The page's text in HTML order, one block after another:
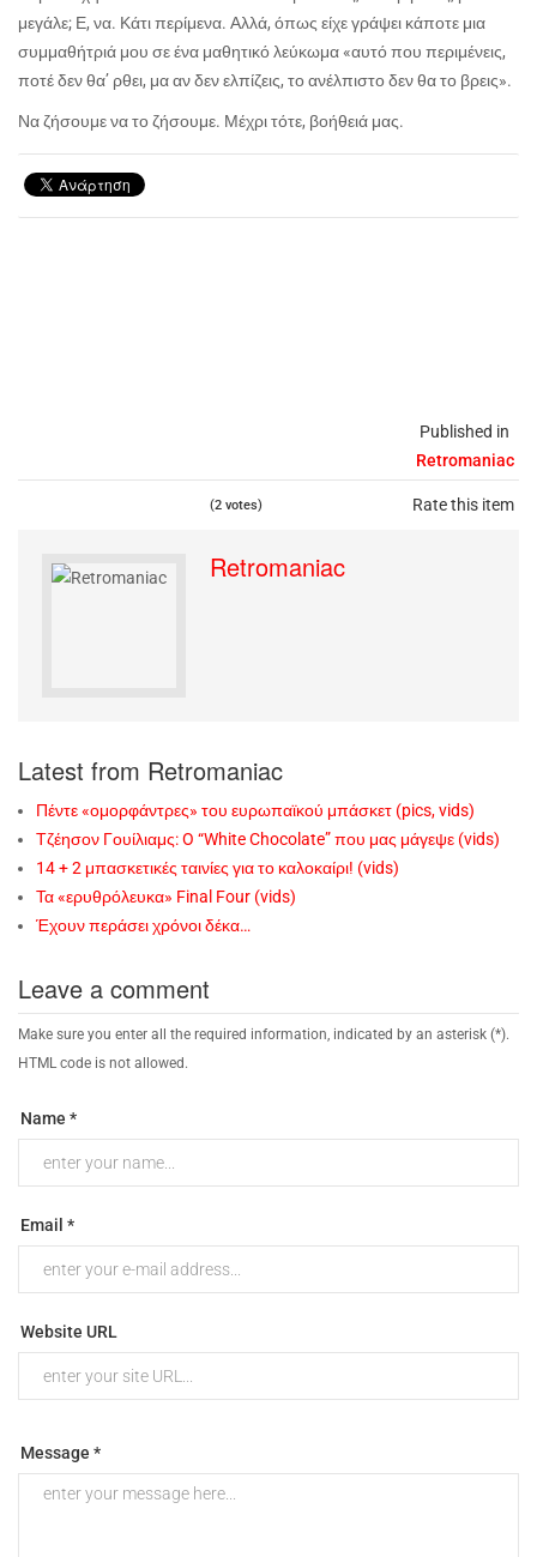
Published in
Retromaniac
Rate this item
(2 votes)
μεγάλε; Ε, να. Κάτι περίμενα. Αλλά, όπως είχε γράψει κάποτε μια
συμμαθήτριά μου σε ένα μαθητικό λεύκωμα «αυτό που περιμένεις,
ποτέ δεν θα’ ρθει, μα αν δεν ελπίζεις, το ανέλπιστο δεν θα το βρεις».
Να ζήσουμε να το ζήσουμε. Μέχρι τότε, βοήθειά μας.
Retromaniac
Latest from Retromaniac
Πέντε «ομορφάντρες» του ευρωπαϊκού μπάσκετ (pics, vids)
Τζέησον Γουίλιαμς: O “White Chocolate” που μας μάγεψε (vids)
14 + 2 μπασκετικές ταινίες για το καλοκαίρι! (vids)
Τα «ερυθρόλευκα» Final Four (vids)
Έχουν περάσει χρόνοι δέκα…
Leave a comment
Make sure you enter all the required information, indicated by an asterisk (*).
HTML code is not allowed.
Name *
Email *
Website URL
Message *